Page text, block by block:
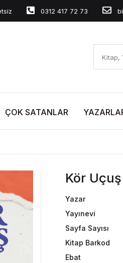
0312 417 72 73
ÇOK SATANLAR
Kör Uçuş
Yazar
Yayınevi
Sayfa Sayısı
Kitap Barkod
Ebat